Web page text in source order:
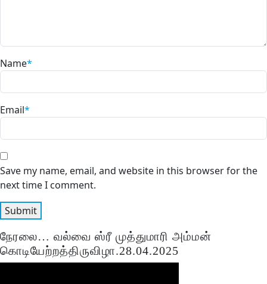
Name*
Email*
Save my name, email, and website in this browser for the
next time I comment.
நேரலை… வல்வை ஸ்ரீ முத்துமாரி அம்மன்
கொடியேற்றத்திருவிழா.28.04.2025